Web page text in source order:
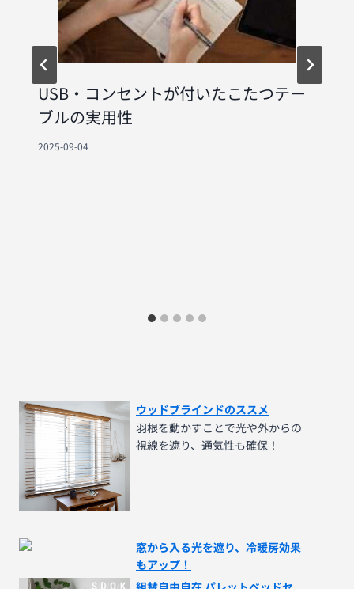
USB・コンセントが付いたこたつテー
ブルの実用性
2025-09-04
ウッドブラインドのススメ
羽根を動かすことで光や外からの
視線を遮り、通気性も確保！
窓から入る光を遮り、冷暖房効果
もアップ！